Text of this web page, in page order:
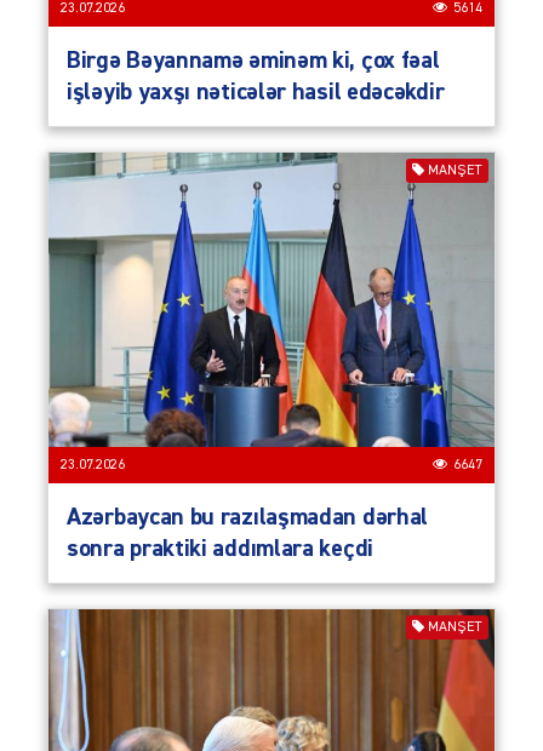
23.07.2026 5614
Birgə Bəyannamə əminəm ki, çox fəal
işləyib yaxşı nəticələr hasil edəcəkdir
MANŞET
23.07.2026 6647
Azərbaycan bu razılaşmadan dərhal
sonra praktiki addımlara keçdi
MANŞET